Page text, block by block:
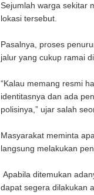
Sejumlah warga sekitar
lokasi tersebut.
Pasalnya, proses
jalur yang cukup ramai
“Kalau memang resmi
identitasnya dan ada
polisinya,” ujar salah
Masyarakat meminta
langsung melakukan
Apabila ditemukan
dapat segera dilakukan